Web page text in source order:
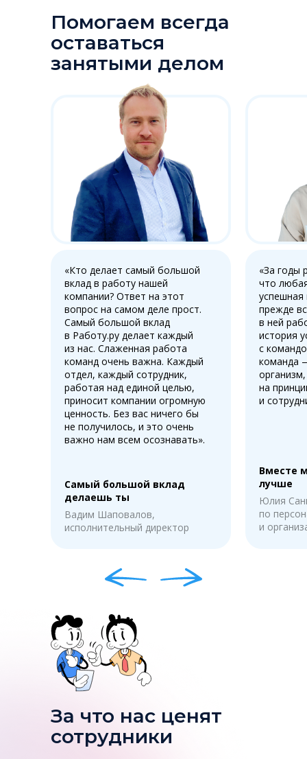
Помогаем всегда
оставаться
занятыми делом
Самый большой вклад
делаешь ты
«Кто делает самый большой
вклад в работу нашей
компании? Ответ на этот
вопрос на самом деле прост.
Самый большой вклад
в Работу.ру делает каждый
из нас. Слаженная работа
команд очень важна. Каждый
отдел, каждый сотрудник,
работая над единой целью,
приносит компании огромную
ценность. Без вас ничего бы
не получилось, и это очень
важно нам всем осознавать».
Вадим Шаповалов,
исполнительный директор
Вместе
лучше
«За годы
что
прежде
в ней
история
с
команда
на
и
Юлия
по
и
За что нас ценят
сотрудники